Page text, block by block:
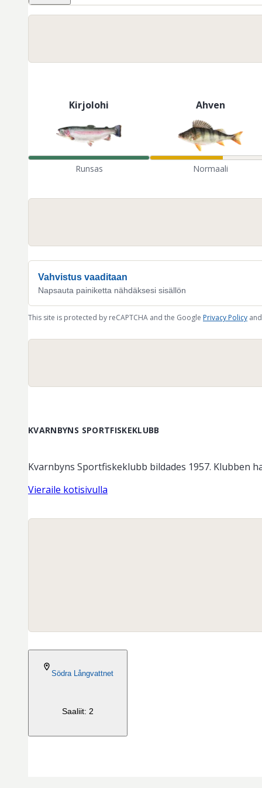
Kirjolohi
Runsas
Ahven
Normaali
Vahvistus vaaditaan
Napsauta painiketta nähdäksesi sisällön
This site is protected by reCAPTCHA and the Google Privacy Policy and
KVARNBYNS SPORTFISKEKLUBB
Kvarnbyns Sportfiskeklubb bildades 1957. Klubben
Vieraile kotisivulla
Södra Långvattnet
Saaliit: 2